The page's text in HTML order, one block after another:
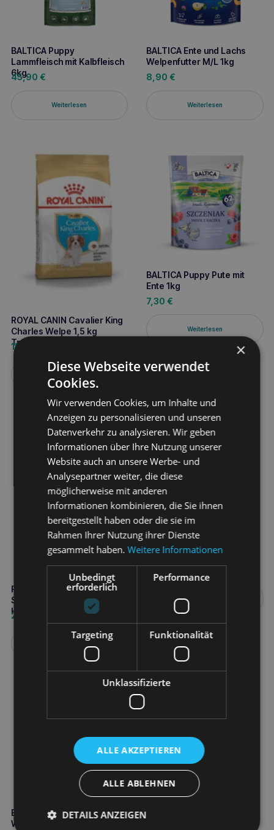
BALTICA Puppy
Lammfleisch mit Kalbfleisch
6kg
45,90 €
Weiterlesen
BALTICA Ente und Lachs
Welpenfutter M/L 1kg
8,90 €
Weiterlesen
ROYAL CANIN Cavalier King
Charles Welpe 1,5 kg
Trockenfutter für Hunde
15,60
BALTICA Puppy Pute mit
Ente 1kg
7,30 €
Weiterlesen
ROYAL CANIN Deutscher
Schäferhund Welpe 3kg
Hundetrockenfutter
25,80
Weiterlesen
BALTICA Welpenfutter mit
Ente und Lachs M/L 12kg
Weiterlesen
BALTICA Ente und Lachs
Welpenfutter L/XL 9kg
×
Diese Webseite verwendet
Cookies.
Wir verwenden Cookies, um Inhalte und
Anzeigen zu personalisieren und unseren
Datenverkehr zu analysieren. Wir geben
Informationen über Ihre Nutzung unserer
Website auch an unsere Werbe- und
Analysepartner weiter, die diese
möglicherweise mit anderen
Informationen kombinieren, die Sie ihnen
bereitgestellt haben oder die sie im
Rahmen Ihrer Nutzung ihrer Dienste
gesammelt haben.Weitere Informationen
Unbedingt
erforderlich
Performance
Targeting Funktionalität
Unklassifizierte
ALLE AKZEPTIEREN
ALLE ABLEHNEN
DETAILS ANZEIGEN